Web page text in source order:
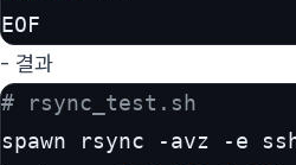
EOF
- 결과
# rsync_test.sh
spawn rsync -avz -e